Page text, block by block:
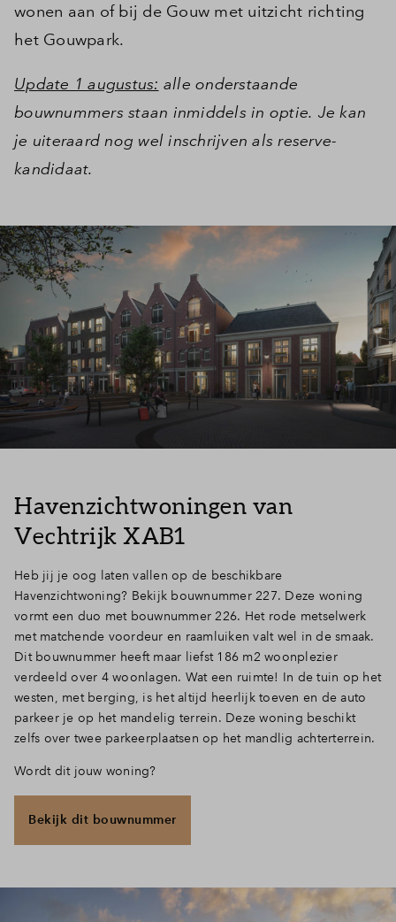
wonen aan of bij de Gouw met uitzicht richting
het Gouwpark.
Update 1 augustus: alle onderstaande
bouwnummers staan inmiddels in optie. Je kan
je uiteraard nog wel inschrijven als reserve-
kandidaat.
Havenzichtwoningen van
Vechtrijk XAB1
Heb jij je oog laten vallen op de beschikbare
Havenzichtwoning? Bekijk bouwnummer 227. Deze woning
vormt een duo met bouwnummer 226. Het rode metselwerk
met matchende voordeur en raamluiken valt wel in de smaak.
Dit bouwnummer heeft maar liefst 186 m2 woonplezier
verdeeld over 4 woonlagen. Wat een ruimte! In de tuin op het
westen, met berging, is het altijd heerlijk toeven en de auto
parkeer je op het mandelig terrein. Deze woning beschikt
zelfs over twee parkeerplaatsen op het mandlig achterterrein.
Wordt dit jouw woning?
Bekijk dit bouwnummer